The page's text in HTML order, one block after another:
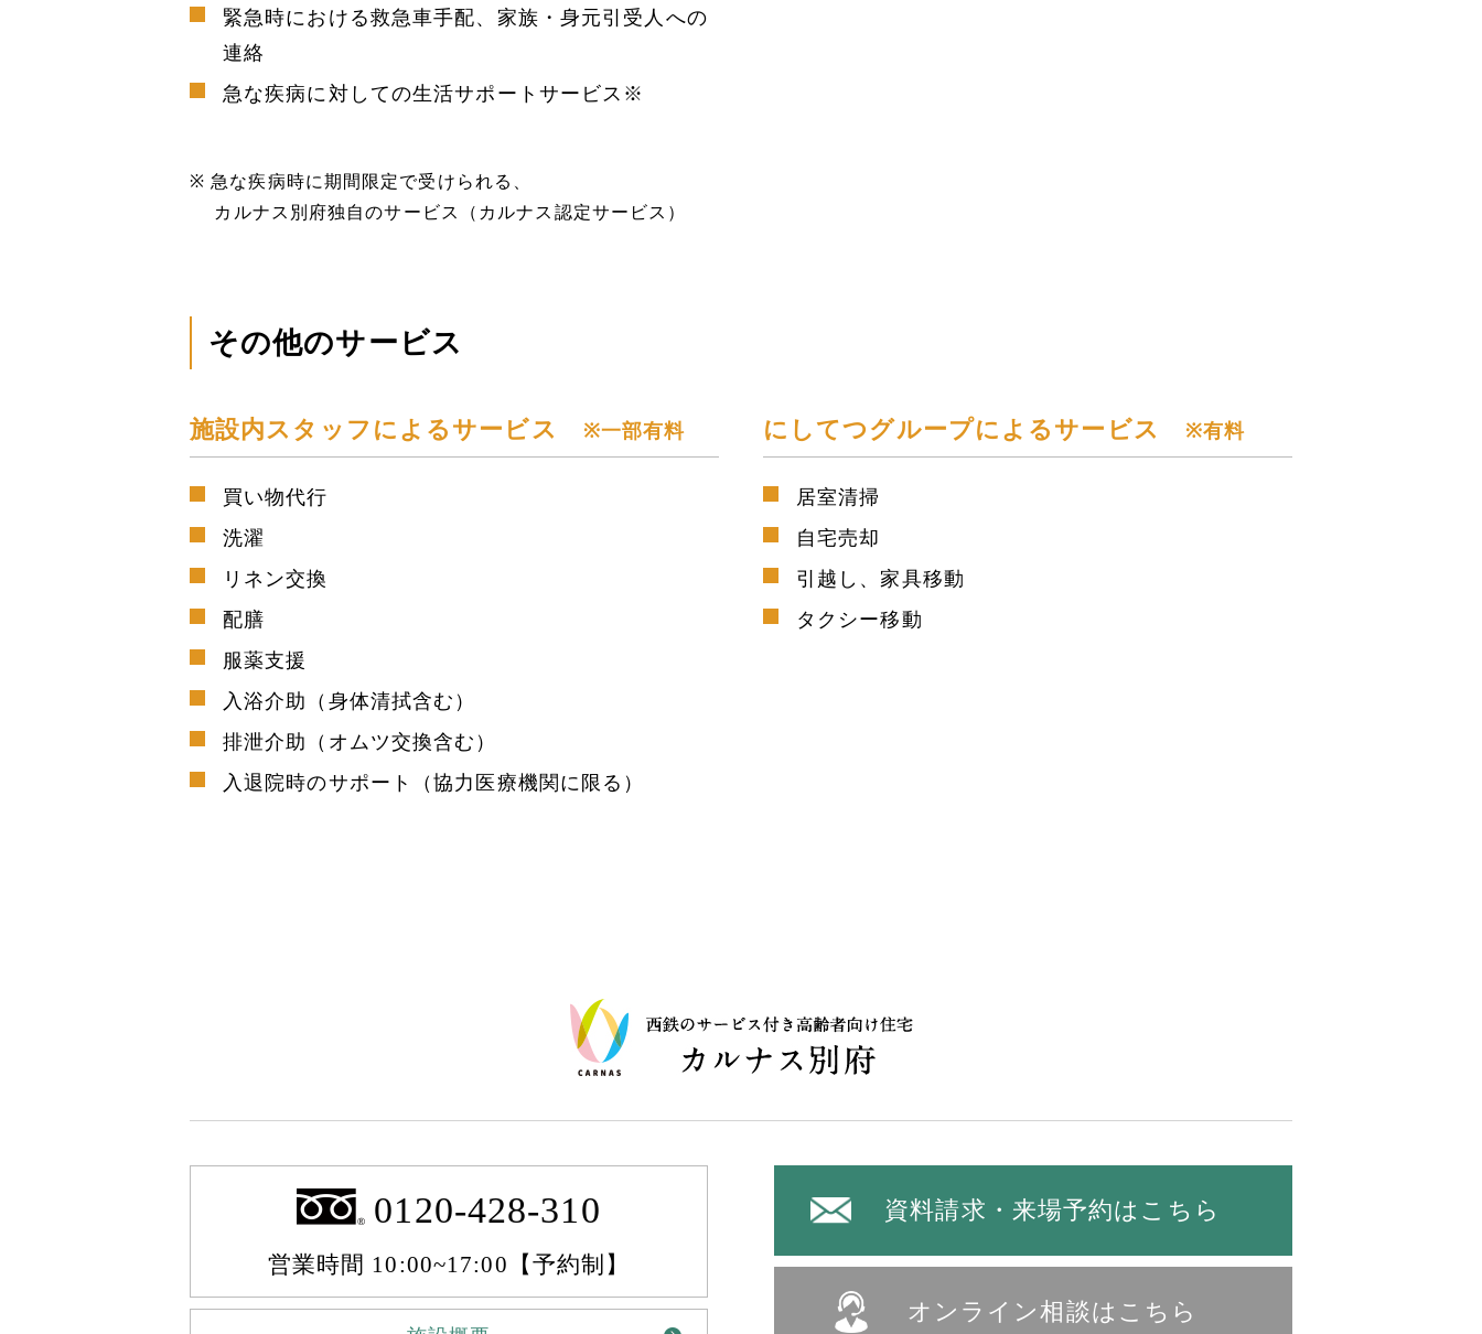
緊急時における救急車手配、家族・身元引受人への
連絡
急な疾病に対しての生活サポートサービス※
急な疾病時に期間限定で受けられる、
カルナス別府独自のサービス（カルナス認定サービス）
その他のサービス
施設内スタッフによるサービス ※一部有料
買い物代行
洗濯
リネン交換
配膳
服薬支援
入浴介助（身体清拭含む）
排泄介助（オムツ交換含む）
入退院時のサポート（協力医療機関に限る）
にしてつグループによるサービス ※有料
居室清掃
自宅売却
引越し、家具移動
タクシー移動
0120-428-310
営業時間 10:00~17:00【予約制】
資料請求・来場予約はこちら
オンライン相談はこちら